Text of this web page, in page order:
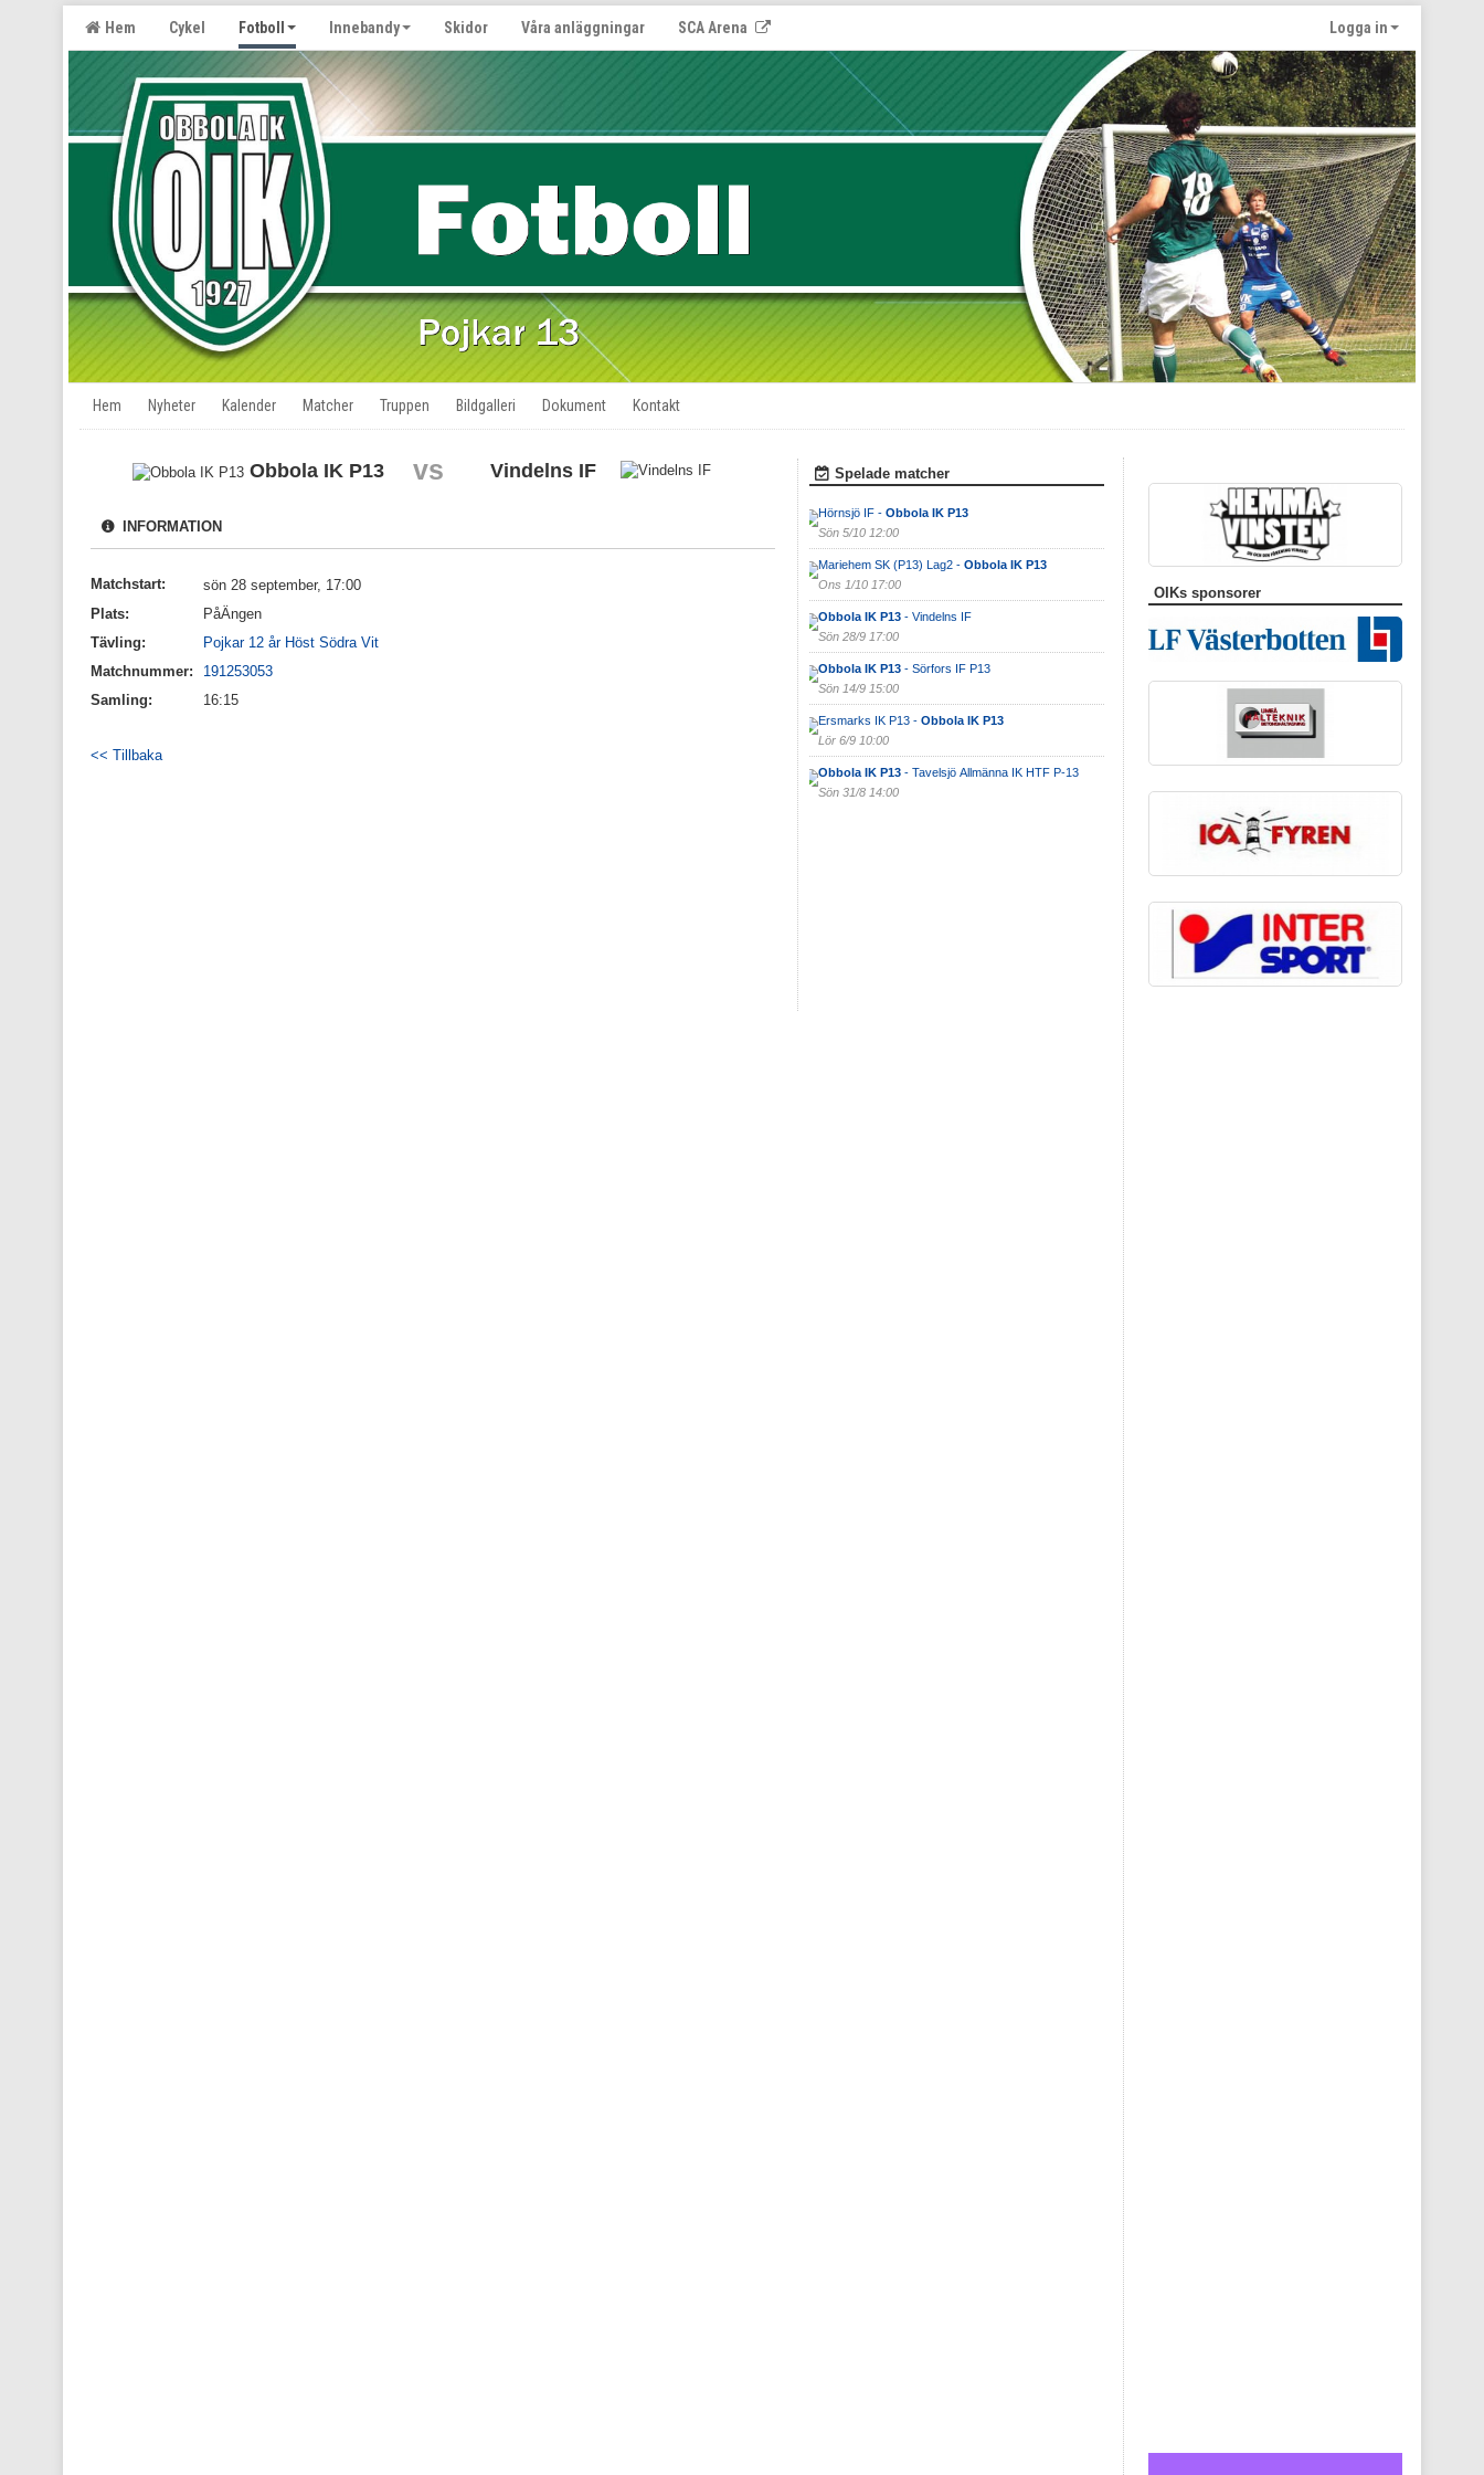
Hem Cykel Fotboll Innebandy Skidor Våra anläggningar SCA Arena Logga in
Hem Nyheter Kalender Matcher Truppen Bildgalleri Dokument Kontakt
Obbola IK P13 vs Vindelns IF
INFORMATION
Matchstart:
sön 28 september, 17:00
Plats:
PåÄngen
Tävling:
Pojkar 12 år Höst Södra Vit
Matchnummer:
191253053
Samling:
16:15
<< Tillbaka
Spelade matcher
Hörnsjö IF - Obbola IK P13
Sön 5/10 12:00
Mariehem SK (P13) Lag2 - Obbola IK P13
Ons 1/10 17:00
Obbola IK P13- Vindelns IF
Sön 28/9 17:00
Obbola IK P13- Sörfors IF P13
Sön 14/9 15:00
Ersmarks IK P13 - Obbola IK P13
Lör 6/9 10:00
Obbola IK P13- Tavelsjö Allmänna IK HTF P-13
Sön 31/8 14:00
OIKs sponsorer